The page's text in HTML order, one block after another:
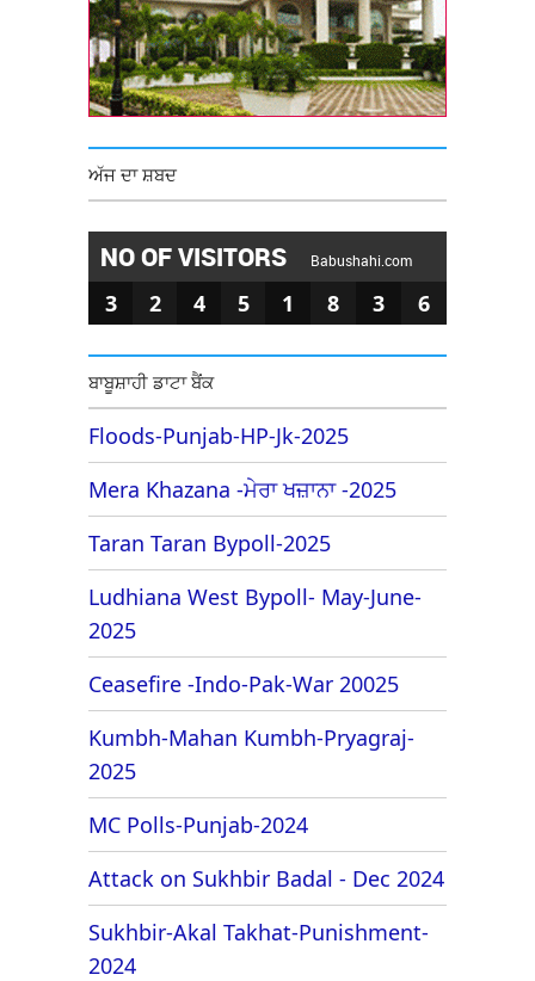
ਅੱਜ ਦਾ ਸ਼ਬਦ
NO OF VISITORS Babushahi.com
3 2 4 5 1 8 3 6
ਬਾਬੂਸ਼ਾਹੀ ਡਾਟਾ ਬੈਂਕ
Floods-Punjab-HP-Jk-2025
Mera Khazana -ਮੇਰਾ ਖਜ਼ਾਨਾ -2025
Taran Taran Bypoll-2025
Ludhiana West Bypoll- May-June-
2025
Ceasefire -Indo-Pak-War 20025
Kumbh-Mahan Kumbh-Pryagraj-
2025
MC Polls-Punjab-2024
Attack on Sukhbir Badal - Dec 2024
Sukhbir-Akal Takhat-Punishment-
2024